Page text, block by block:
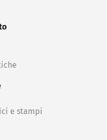
e stampi